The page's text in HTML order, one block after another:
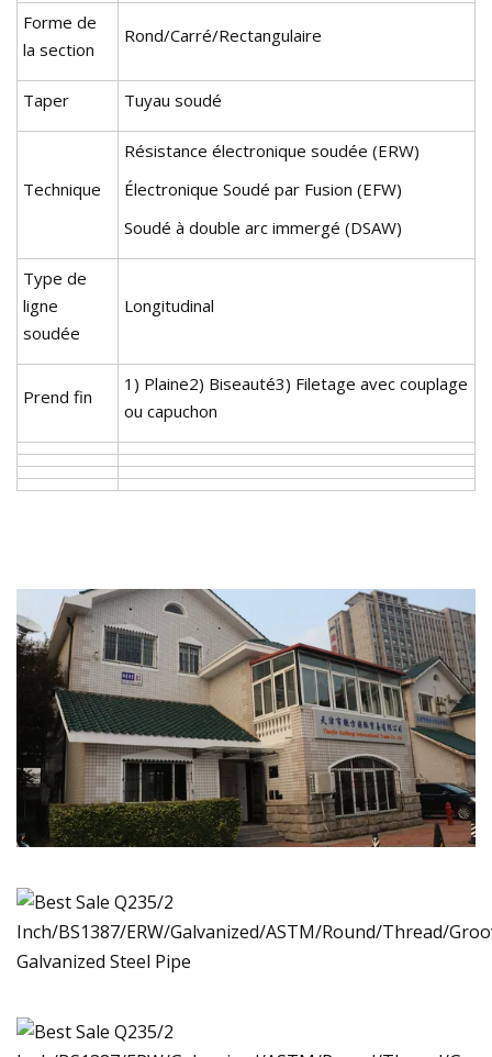
Forme de
la section
Rond/Carré/Rectangulaire
Taper Tuyau soudé
Technique
Résistance électronique soudée (ERW)
Électronique Soudé par Fusion (EFW)
Soudé à double arc immergé (DSAW)
Type de
ligne
soudée
Longitudinal
Prend fin
1) Plaine2) Biseauté3) Filetage avec couplage
ou capuchon